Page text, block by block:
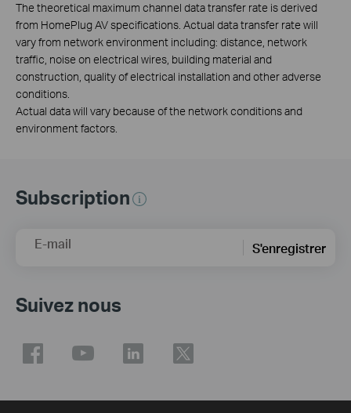
The theoretical maximum channel data transfer rate is derived
from HomePlug AV specifications. Actual data transfer rate will
vary from network environment including: distance, network
traffic, noise on electrical wires, building material and
construction, quality of electrical installation and other adverse
conditions.
Actual data will vary because of the network conditions and
environment factors.
Subscription
E-mail S'enregistrer
Suivez nous